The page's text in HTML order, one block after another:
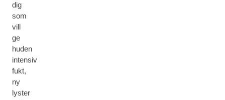
dig
som
vill
ge
huden
intensiv
fukt,
ny
lyster